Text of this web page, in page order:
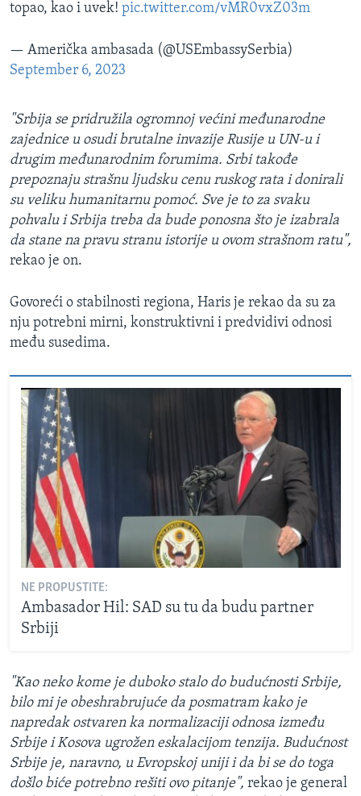
topao, kao i uvek! pic.twitter.com/vMR0vxZ03m
— Američka ambasada (@USEmbassySerbia)
September 6, 2023
"Srbija se pridružila ogromnoj većini međunarodne
zajednice u osudi brutalne invazije Rusije u UN-u i
drugim međunarodnim forumima. Srbi takođe
prepoznaju strašnu ljudsku cenu ruskog rata i donirali
su veliku humanitarnu pomoć. Sve je to za svaku
pohvalu i Srbija treba da bude ponosna što je izabrala
da stane na pravu stranu istorije u ovom strašnom ratu",
rekao je on.
Govoreći o stabilnosti regiona, Haris je rekao da su za
nju potrebni mirni, konstruktivni i predvidivi odnosi
među susedima.
NE PROPUSTITE:
Ambasador Hil: SAD su tu da budu partner
Srbiji
"Kao neko kome je duboko stalo do budućnosti Srbije,
bilo mi je obeshrabrujuće da posmatram kako je
napredak ostvaren ka normalizaciji odnosa između
Srbije i Kosova ugrožen eskalacijom tenzija. Budućnost
Srbije je, naravno, u Evropskoj uniji i da bi se do toga
došlo biće potrebno rešiti ovo pitanje", rekao je general